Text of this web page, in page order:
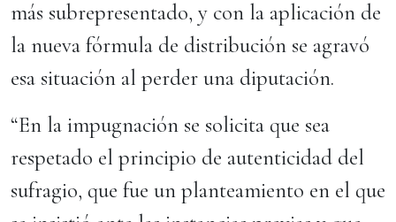
más subrepresentado, y con la aplicación de
la nueva fórmula de distribución se agravó
esa situación al perder una diputación.
“En la impugnación se solicita que sea
respetado el principio de autenticidad del
sufragio, que fue un planteamiento en el que